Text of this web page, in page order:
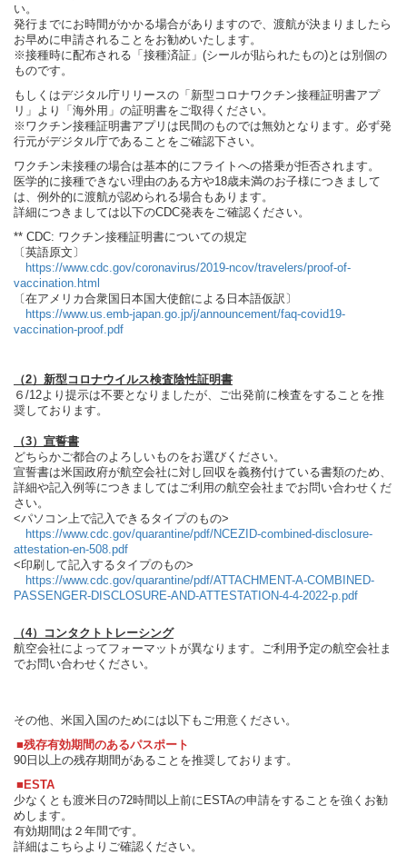
い。
発行までにお時間がかかる場合がありますので、渡航が決まりましたら
お早めに申請されることをお勧めいたします。
※接種時に配布される「接種済証」(シールが貼られたもの)とは別個の
ものです。
もしくはデジタル庁リリースの「新型コロナワクチン接種証明書アプ
リ」より「海外用」の証明書をご取得ください。
※ワクチン接種証明書アプリは民間のものでは無効となります。必ず発
行元がデジタル庁であることをご確認下さい。
ワクチン未接種の場合は基本的にフライトへの搭乗が拒否されます。
医学的に接種できない理由のある方や18歳未満のお子様につきまして
は、例外的に渡航が認められる場合もあります。
詳細につきましては以下のCDC発表をご確認ください。
** CDC: ワクチン接種証明書についての規定
〔英語原文〕
https://www.cdc.gov/coronavirus/2019-ncov/travelers/proof-of-
vaccination.html
〔在アメリカ合衆国日本国大使館による日本語仮訳〕
https://www.us.emb-japan.go.jp/j/announcement/faq-covid19-
vaccination-proof.pdf
（2）新型コロナウイルス検査陰性証明書
６/12より提示は不要となりましたが、ご出発前に検査をすることを推
奨しております。
（3）宣誓書
どちらかご都合のよろしいものをお選びください。
宣誓書は米国政府が航空会社に対し回収を義務付けている書類のため、
詳細や記入例等につきましてはご利用の航空会社までお問い合わせくだ
さい。
<パソコン上で記入できるタイプのもの>
https://www.cdc.gov/quarantine/pdf/NCEZID-combined-disclosure-
attestation-en-508.pdf
<印刷して記入するタイプのもの>
https://www.cdc.gov/quarantine/pdf/ATTACHMENT-A-COMBINED-
PASSENGER-DISCLOSURE-AND-ATTESTATION-4-4-2022-p.pdf
（4）コンタクトトレーシング
航空会社によってフォーマットが異なります。ご利用予定の航空会社ま
でお問い合わせください。
その他、米国入国のためには以下もご用意ください。
■残存有効期間のあるパスポート
90日以上の残存期間があることを推奨しております。
■ESTA
少なくとも渡米日の72時間以上前にESTAの申請をすることを強くお勧
めします。
有効期間は２年間です。
詳細はこちらよりご確認ください。